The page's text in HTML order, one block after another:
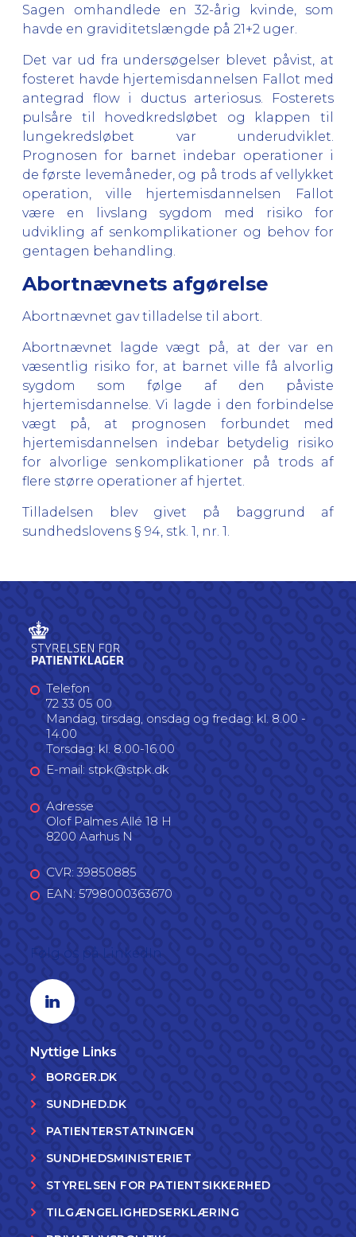
Sagen omhandlede en 32-årig kvinde, som
havde en graviditetslængde på 21+2 uger.
Det var ud fra undersøgelser blevet påvist, at
fosteret havde hjertemisdannelsen Fallot med
antegrad flow i ductus arteriosus. Fosterets
pulsåre til hovedkredsløbet og klappen til
lungekredsløbet var underudviklet.
Prognosen for barnet indebar operationer i
de første levemåneder, og på trods af vellykket
operation, ville hjertemisdannelsen Fallot
være en livslang sygdom med risiko for
udvikling af senkomplikationer og behov for
gentagen behandling.
Abortnævnets afgørelse
Abortnævnet gav tilladelse til abort.
Abortnævnet lagde vægt på, at der var en
væsentlig risiko for, at barnet ville få alvorlig
sygdom som følge af den påviste
hjertemisdannelse. Vi lagde i den forbindelse
vægt på, at prognosen forbundet med
hjertemisdannelsen indebar betydelig risiko
for alvorlige senkomplikationer på trods af
flere større operationer af hjertet.
Tilladelsen blev givet på baggrund af
sundhedslovens § 94, stk. 1, nr. 1.
Telefon
72 33 05 00
Mandag, tirsdag, onsdag og fredag: kl. 8.00 -
14.00
Torsdag: kl. 8.00-16.00
E-mail: stpk@stpk.dk
Adresse
Olof Palmes Allé 18 H
8200 Aarhus N
CVR: 39850885
EAN: 5798000363670
Linkedin profil
Nyttige Links
BORGER.DK
SUNDHED.DK
PATIENTERSTATNINGEN
SUNDHEDSMINISTERIET
STYRELSEN FOR PATIENTSIKKERHED
TILGÆNGELIGHEDSERKLÆRING